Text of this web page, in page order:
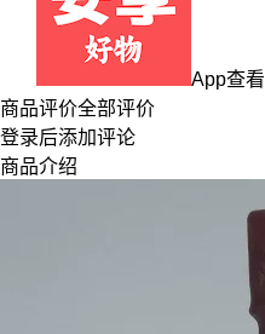
App查看
商品评价全部评价
登录后添加评论
商品介绍